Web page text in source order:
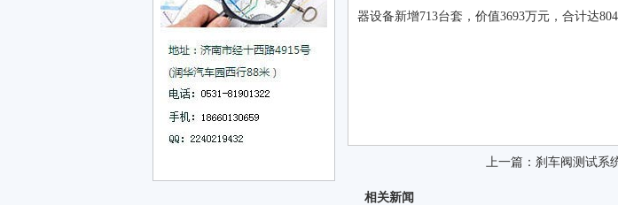
器设备新增713台套，价值3693万元，合计达
上一篇： 刹车阀测试系
相关新闻